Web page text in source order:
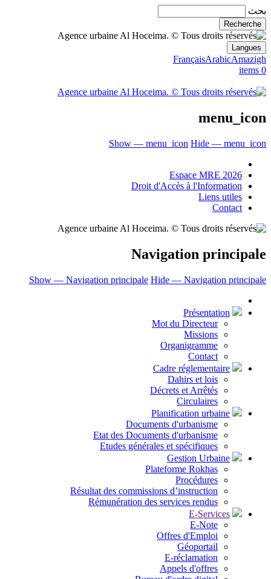
Français
Show — menu_icon Hide
Espace
Droit d'Accès à
Navigation
Show — Navigation principale Hide —
Mot du
Cadre
Dahirs et
Décrets et
Planification
Documents
Etat des Documents
Etudes générales et
Gestion
Plateforme
Résultat des commissions
Rémunération des services
E-
Offres
E-
Appels